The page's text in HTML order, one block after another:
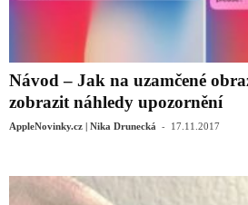
Návod – Jak na uzamčené
zobrazit náhledy upozornění
AppleNovinky.cz | Nika Drunecká - 17.11.2017